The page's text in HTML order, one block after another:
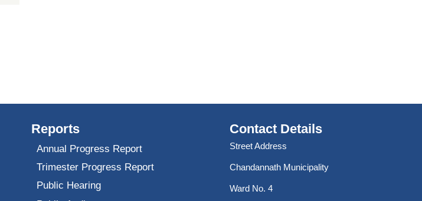
Reports
Annual Progress Report
Trimester Progress Report
Public Hearing
Contact Details
Street Address
Chandannath Municipality
Ward No. 4